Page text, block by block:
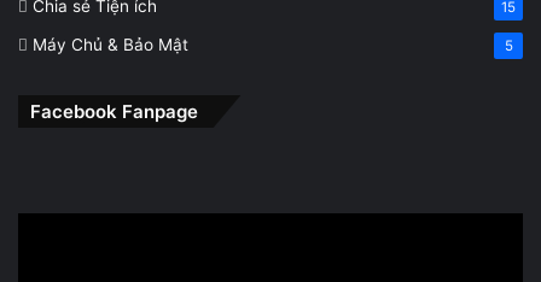
Chia sẻ Tiện ích 15
Máy Chủ & Bảo Mật 5
Facebook Fanpage